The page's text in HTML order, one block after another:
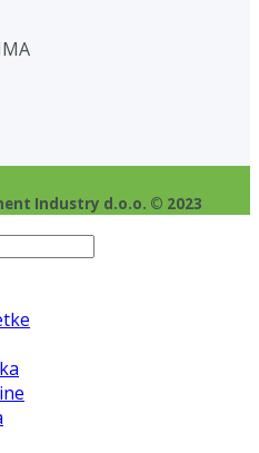
Industry d.o.o. © 2023